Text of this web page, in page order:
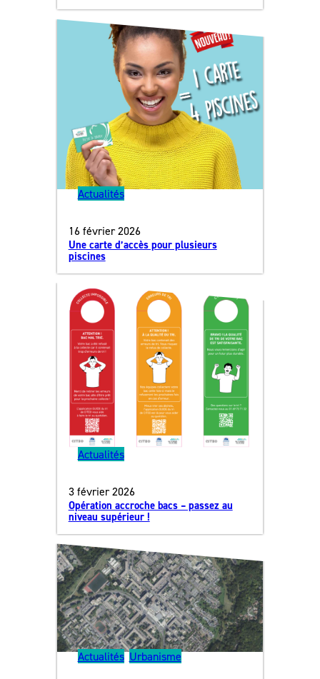
Actualités
16 février 2026
Une carte d’accès pour plusieurs
piscines
Actualités
3 février 2026
Opération accroche bacs – passez au
niveau supérieur !
Actualités, Urbanisme